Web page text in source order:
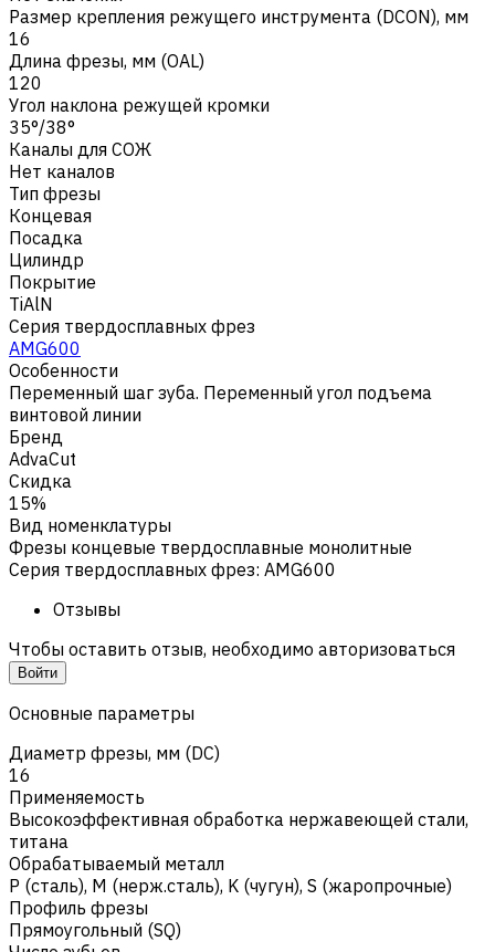
Размер крепления режущего инструмента (DCON), мм
16
Длина фрезы, мм (OAL)
120
Угол наклона режущей кромки
35°/38°
Каналы для СОЖ
Нет каналов
Тип фрезы
Концевая
Посадка
Цилиндр
Покрытие
TiAlN
Серия твердосплавных фрез
AMG600
Особенности
Переменный шаг зуба. Переменный угол подъема
винтовой линии
Бренд
AdvaCut
Скидка
15%
Вид номенклатуры
Фрезы концевые твердосплавные монолитные
Серия твердосплавных фрез: AMG600
Отзывы
Чтобы оставить отзыв, необходимо авторизоваться
Войти
Основные параметры
Диаметр фрезы, мм (DC)
16
Применяемость
Высокоэффективная обработка нержавеющей стали,
титана
Обрабатываемый металл
Р (сталь), M (нерж.сталь), K (чугун), S (жаропрочные)
Профиль фрезы
Прямоугольный (SQ)